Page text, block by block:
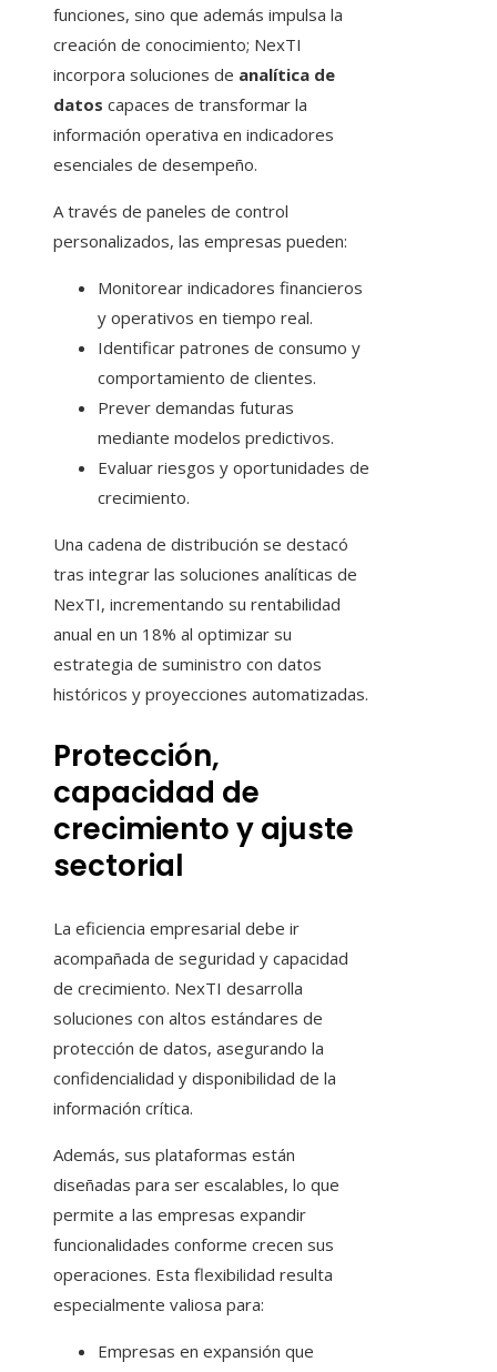
funciones, sino que además impulsa la
creación de conocimiento; NexTI
incorpora soluciones de analítica de
datos capaces de transformar la
información operativa en indicadores
esenciales de desempeño.
A través de paneles de control
personalizados, las empresas pueden:
Monitorear indicadores financieros
y operativos en tiempo real.
Identificar patrones de consumo y
comportamiento de clientes.
Prever demandas futuras
mediante modelos predictivos.
Evaluar riesgos y oportunidades de
crecimiento.
Una cadena de distribución se destacó
tras integrar las soluciones analíticas de
NexTI, incrementando su rentabilidad
anual en un 18% al optimizar su
estrategia de suministro con datos
históricos y proyecciones automatizadas.
Protección,
capacidad de
crecimiento y ajuste
sectorial
La eficiencia empresarial debe ir
acompañada de seguridad y capacidad
de crecimiento. NexTI desarrolla
soluciones con altos estándares de
protección de datos, asegurando la
confidencialidad y disponibilidad de la
información crítica.
Además, sus plataformas están
diseñadas para ser escalables, lo que
permite a las empresas expandir
funcionalidades conforme crecen sus
operaciones. Esta flexibilidad resulta
especialmente valiosa para:
Empresas en expansión que